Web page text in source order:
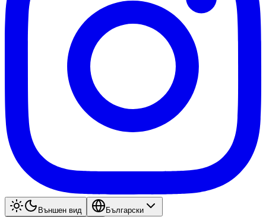
Външен вид
Български